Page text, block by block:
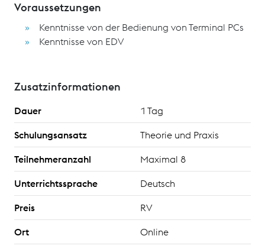
Voraussetzungen
Kenntnisse von der Bedienung von Terminal PCs
Kenntnisse von EDV
Zusatzinformationen
Dauer 1 Tag
Schulungsansatz Theorie und Praxis
Teilnehmeranzahl Maximal 8
Unterrichtssprache Deutsch
Preis RV
Ort Online